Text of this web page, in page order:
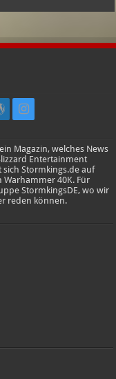
Magazin, welches News
Entertainment
sich Stormkings.de auf
40K. Für
StormkingsDE, wo wir
reden können.